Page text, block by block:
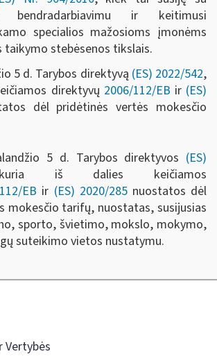
bendradarbiavimu ir keitimusi
specialios mažosioms įmonėms
taikymo stebėsenos tikslais.
5 d. Tarybos direktyvą (ES) 2022/542,
direktyvų 2006/112/EB ir (ES)
dėl pridėtinės vertės mokesčio
5 d. Tarybos direktyvos (ES)
iš dalies keičiamos
EB ir (ES) 2020/285nuostatos dėl
mokesčio tarifų, nuostatas, susijusias
sporto, švietimo, mokslo, mokymo,
suteikimo vietos nustatymu.
Vertybės